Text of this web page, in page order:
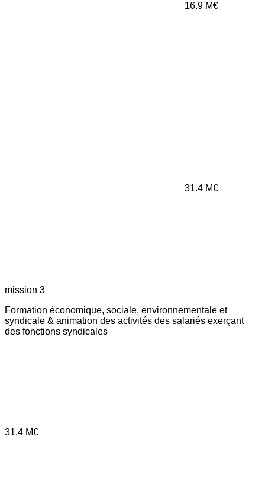
16.9 M€
31.4 M€
mission 3
Formation économique, sociale, environnementale et
syndicale & animation des activités des salariés exerçant
des fonctions syndicales
31.4 M€